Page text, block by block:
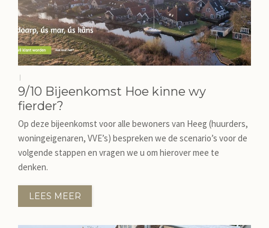
NIEUWS
CONTACT
|
9/10 Bijeenkomst Hoe kinne wy
fierder?
Op deze bijeenkomst voor alle bewoners van Heeg (huurders,
woningeigenaren, VVE’s) bespreken we de scenario’s voor de
volgende stappen en vragen we u om hierover mee te
denken.
LEES MEER